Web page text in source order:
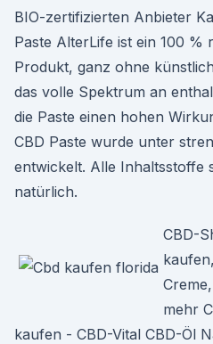
BIO-zertifizierten Anbieter
Paste AlterLife ist ein 100 %
Produkt, ganz ohne
das volle Spektrum an
die Paste einen hohen
CBD Paste wurde unter
entwickelt. Alle Inhaltsstoffe
natürlich.
CBD-
mehr
kaufen - CBD-Vital CBD-Öl